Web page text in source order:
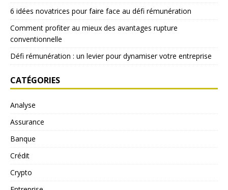
6 idées novatrices pour faire face au défi rémunération
Comment profiter au mieux des avantages rupture
conventionnelle
Défi rémunération : un levier pour dynamiser votre entreprise
CATÉGORIES
Analyse
Assurance
Banque
Crédit
Crypto